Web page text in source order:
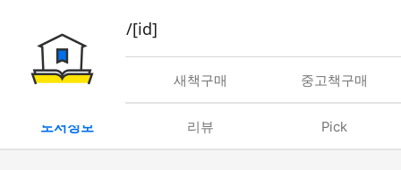
book/rent/[id]
대여 새책구매 중고책구매
도서정보 리뷰 Pick